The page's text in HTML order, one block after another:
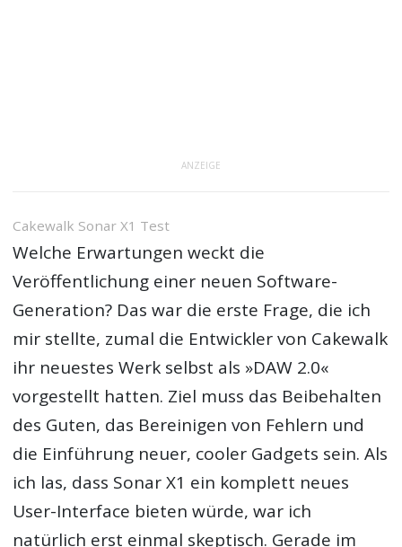
ANZEIGE
Cakewalk Sonar X1 Test
Welche Erwartungen weckt die
Veröffentlichung einer neuen Software-
Generation? Das war die erste Frage, die ich
mir stellte, zumal die Entwickler von Cakewalk
ihr neuestes Werk selbst als »DAW 2.0«
vorgestellt hatten. Ziel muss das Beibehalten
des Guten, das Bereinigen von Fehlern und
die Einführung neuer, cooler Gadgets sein. Als
ich las, dass Sonar X1 ein komplett neues
User-Interface bieten würde, war ich
natürlich erst einmal skeptisch. Gerade im